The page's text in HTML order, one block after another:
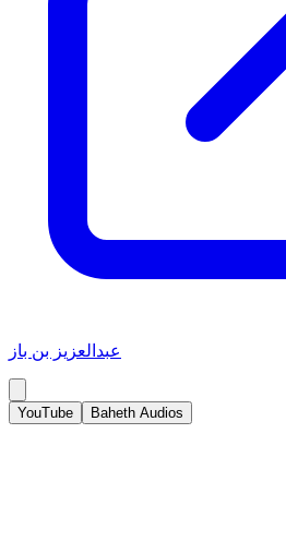
عبدالعزيز بن باز
YouTube Baheth Audios